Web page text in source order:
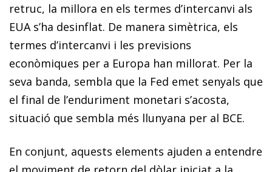
retruc, la millora en els termes d’intercanvi als
EUA s’ha desinflat. De manera simètrica, els
termes d’intercanvi i les previsions
econòmiques per a Europa han millorat. Per la
seva banda, sembla que la Fed emet senyals que
el final de l’enduriment monetari s’acosta,
situació que sembla més llunyana per al BCE.
En conjunt, aquests elements ajuden a entendre